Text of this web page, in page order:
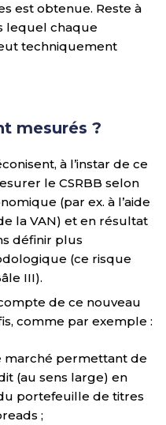
est obtenue. Reste à
lequel chaque
techniquement
mesurés ?
à l’instar de ce
le CSRBB selon
(par ex. à l’aide
la VAN) et en résultat
définir plus
(ce risque
III).
de ce nouveau
comme par exemple :
marché permettant de
(au sens large) en
portefeuille de titres
;